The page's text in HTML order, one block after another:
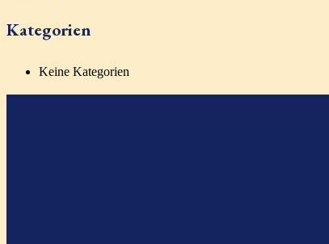
Kategorien
Keine Kategorien